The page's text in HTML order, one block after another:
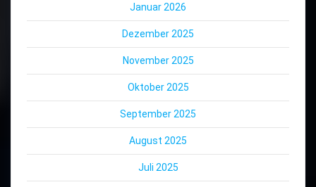
Januar 2026
Dezember 2025
November 2025
Oktober 2025
September 2025
August 2025
Juli 2025